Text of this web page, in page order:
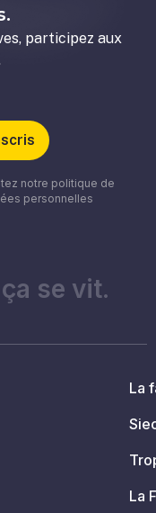
participez aux
notre politique de
personnelles
se vit.
La
La